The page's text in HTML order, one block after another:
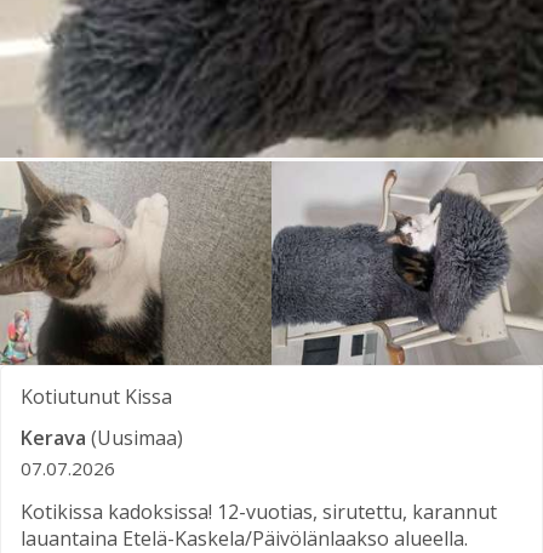
Kotiutunut Kissa
Kerava (Uusimaa)
07.07.2026
Kotikissa kadoksissa! 12-vuotias, sirutettu, karannut
lauantaina Etelä-Kaskela/Päivölänlaakso alueella.